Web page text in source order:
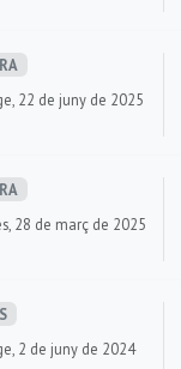
22 de juny de 2025
28 de març de 2025
2 de juny de 2024